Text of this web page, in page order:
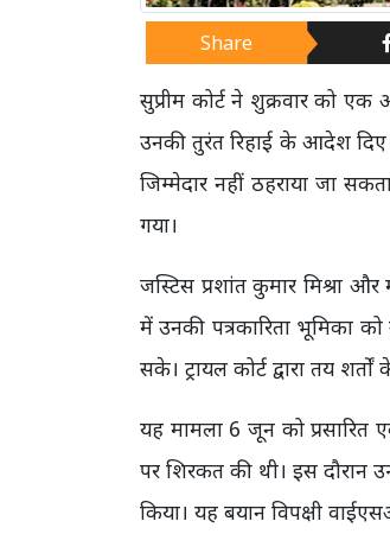
Share
सुप्रीम कोर्ट ने शुक्रवार को
उनकी तुरंत रिहाई के आदेश
जिम्मेदार नहीं ठहराया जा
गया।
जस्टिस प्रशांत कुमार मिश्रा
में उनकी पत्रकारिता भूमिका
सके। ट्रायल कोर्ट द्वारा तय
यह मामला 6 जून को
पर शिरकत की थी। इस दौरान
किया। यह बयान विपक्षी